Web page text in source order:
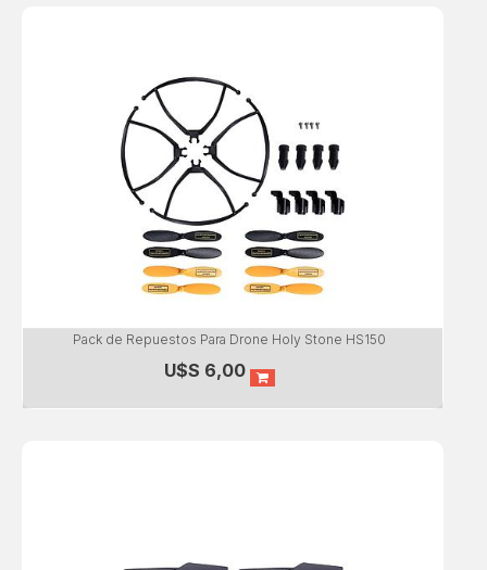
Pack de Repuestos Para Drone Holy Stone HS150
U$S 6,00